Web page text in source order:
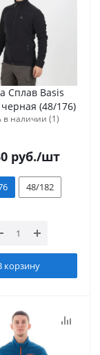
Сплав Basis
(48/176)
в наличии (1)
руб./шт
48/182
корзину